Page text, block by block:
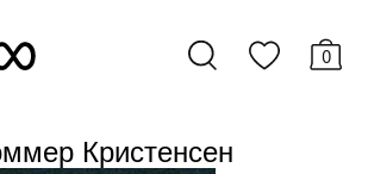
0
Кристенсен